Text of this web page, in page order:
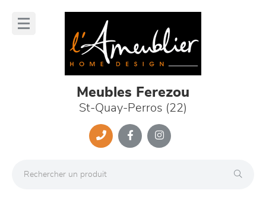
Meubles Ferezou
St-Quay-Perros (22)